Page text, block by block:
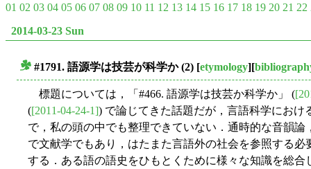
01 02 03 04 05 06 07 08 09 10 11 12 13 14 15 16 17 18 19 20 21 22
2014-03-23 Sun
#1791. 語源学は技芸が科学か (2) [etymology][
標題については，「#466. 語源学は技芸か科学か」 (
([2011-04-24-1]) で論じてきた話題だが，言語科学にお
で，私の頭の中でも整理できていない．通時的な音韻
で文献学でもあり，はたまた言語外の社会を参照する
する．ある語の語史をひもとくために様々な知識を総